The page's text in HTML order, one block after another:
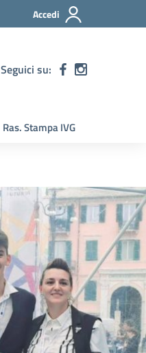
Accedi
Seguici su:
Ras. Stampa IVG